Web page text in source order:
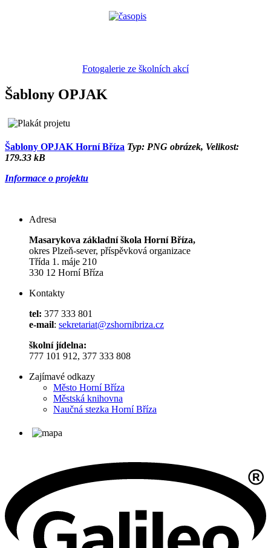
Fotogalerie ze školních akcí
Šablony OPJAK
Šablony OPJAK Horní Bříza Typ: PNG obrázek, Velikost:
179.33 kB
Informace o projektu
Adresa
Masarykova základní škola Horní Bříza,
okres Plzeň-sever, příspěvková organizace
Třída 1. máje 210
330 12 Horní Bříza
Kontakty
tel: 377 333 801
e-mail: sekretariat@zshornibriza.cz
školní jídelna:
777 101 912, 377 333 808
Zajímavé odkazy
Město Horní Bříza
Městská knihovna
Naučná stezka Horní Bříza